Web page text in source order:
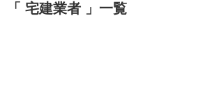
「 宅建業者 」一覧